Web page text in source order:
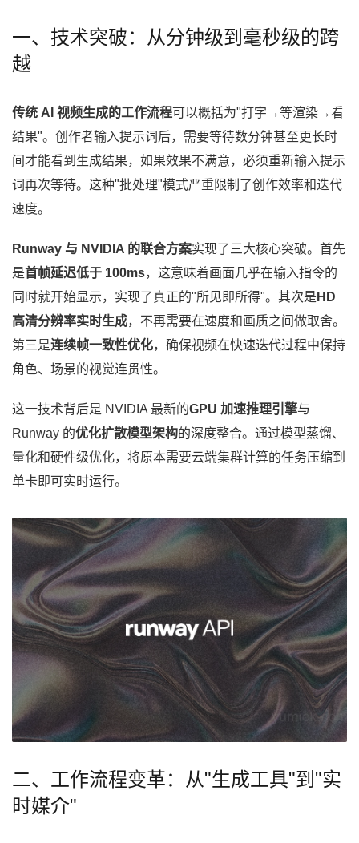
一、技术突破：从分钟级到毫秒级的跨
越
传统 AI 视频生成的工作流程可以概括为"打字→等渲染→看
结果"。创作者输入提示词后，需要等待数分钟甚至更长时
间才能看到生成结果，如果效果不满意，必须重新输入提示
词再次等待。这种"批处理"模式严重限制了创作效率和迭代
速度。
Runway 与 NVIDIA 的联合方案实现了三大核心突破。首先
是首帧延迟低于 100ms，这意味着画面几乎在输入指令的
同时就开始显示，实现了真正的"所见即所得"。其次是 HD
高清分辨率实时生成，不再需要在速度和画质之间做取舍。
第三是连续帧一致性优化，确保视频在快速迭代过程中保持
角色、场景的视觉连贯性。
这一技术背后是 NVIDIA 最新的GPU 加速推理引擎与
Runway 的优化扩散模型架构的深度整合。通过模型蒸馏、
量化和硬件级优化，将原本需要云端集群计算的任务压缩到
单卡即可实时运行。
二、工作流程变革：从"生成工具"到"实
时媒介"